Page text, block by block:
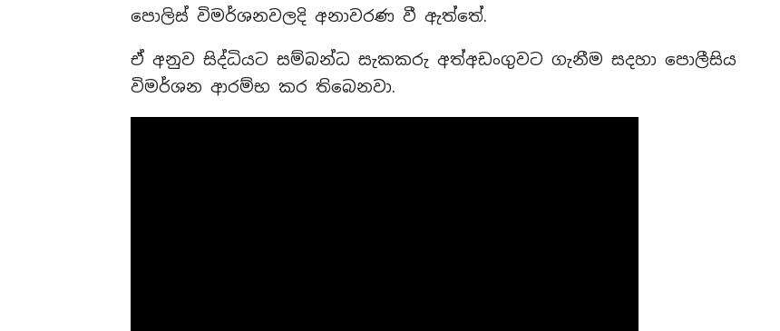
පොලිස් විමර්ශනවලදි අනාවරණ වී ඇත්තේ.
ඒ අනුව සිද්ධියට සම්බන්ධ සැකකරු අත්අඩංගුවට ගැනීම සදහා පොලීසිය
විමර්ශන ආරම්භ කර තිබෙනවා.